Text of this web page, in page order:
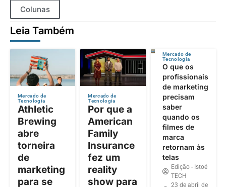
Colunas
Leia Também
Mercado de
Tecnologia
Athletic
Brewing
abre
torneira
de
marketing
para se
Mercado de
Tecnologia
Por que a
American
Family
Insurance
fez um
reality
show para
Mercado de
Tecnologia
O que os
profissionais
de marketing
precisam
saber
quando os
filmes de
marca
retornam às
telas
Edição - Istoé
TECH
23 de abril de